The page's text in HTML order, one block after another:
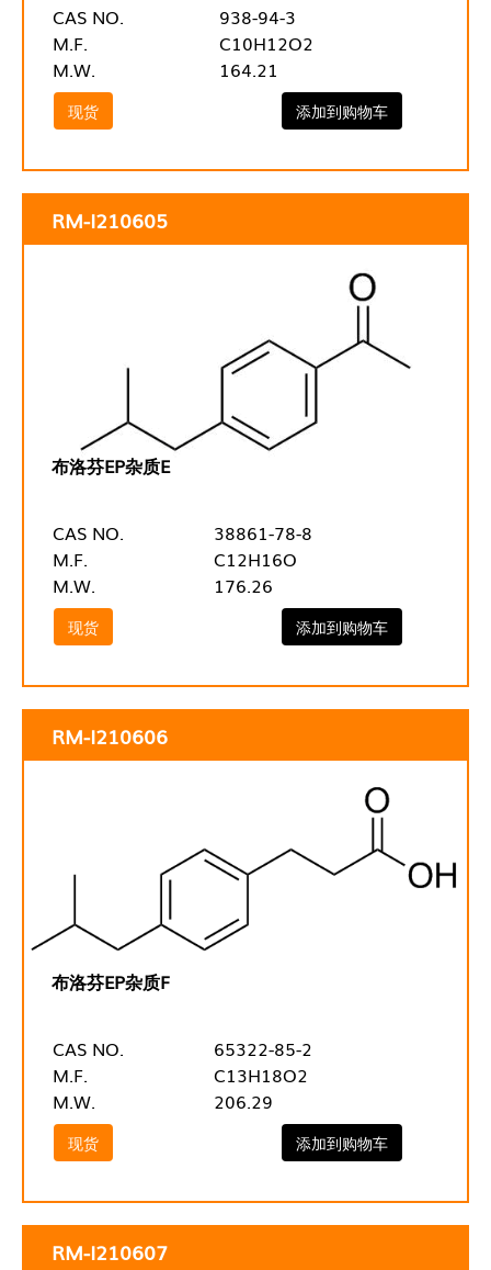
CAS NO.
938-94-3
M.F.
C10H12O2
M.W.
164.21
现货 添加到购物车
RM-I210605
布洛芬EP杂质E
CAS NO.
38861-78-8
M.F.
C12H16O
M.W.
176.26
现货 添加到购物车
RM-I210606
布洛芬EP杂质F
CAS NO.
65322-85-2
M.F.
C13H18O2
M.W.
206.29
现货 添加到购物车
RM-I210607